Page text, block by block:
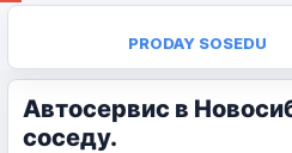
PRODAY SOSEDU
Автосервис в
соседу.